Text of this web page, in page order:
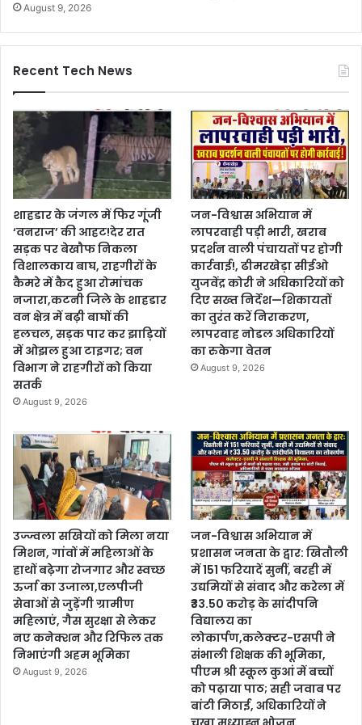
August 9, 2026
Recent Tech News
शाहडार के जंगल में फिर गूंजी
‘वनराज’ की आहट!देर रात
सड़क पर बेखौफ निकला
विशालकाय बाघ, राहगीरों के
कैमरे में कैद हुआ रोमांचक
नजारा,कटनी जिले के शाहडार
वन क्षेत्र में बढ़ी बाघों की
हलचल, सड़क पार कर झाड़ियों
में ओझल हुआ टाइगर; वन
विभाग ने राहगीरों को किया
सतर्क
August 9, 2026
जन-विश्वास अभियान में
लापरवाही पड़ी भारी, खराब
प्रदर्शन वाली पंचायतों पर होगी
कार्रवाई!, ढीमरखेड़ा सीईओ
युजवेंद्र कोरी ने अधिकारियों को
दिए सख्त निर्देश—शिकायतों
का तुरंत करें निराकरण,
लापरवाह नोडल अधिकारियों
का रुकेगा वेतन
August 9, 2026
उज्ज्वला सखियों को मिला नया
मिशन, गांवों में महिलाओं के
हाथों बढ़ेगा रोजगार और स्वच्छ
ऊर्जा का उजाला,एलपीजी
सेवाओं से जुड़ेंगी ग्रामीण
महिलाएं, गैस सुरक्षा से लेकर
नए कनेक्शन और रिफिल तक
निभाएंगी अहम भूमिका
August 9, 2026
जन-विश्वास अभियान में
प्रशासन जनता के द्वार: खितौली
में 151 फरियादें सुनीं, बरही में
उद्यमियों से संवाद और करेला में
₹33.50 करोड़ के सांदीपनि
विद्यालय का
लोकार्पण,कलेक्टर-एसपी ने
संभाली शिक्षक की भूमिका,
पीएम श्री स्कूल कुआं में बच्चों
को पढ़ाया पाठ; सही जवाब पर
बांटी मिठाई, अधिकारियों ने